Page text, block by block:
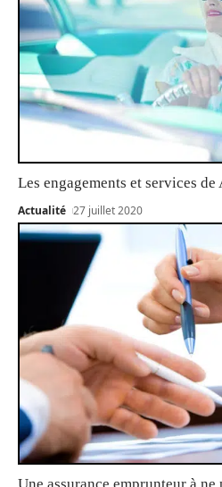
Les engagements et services de
Actualité 27 juillet 2020